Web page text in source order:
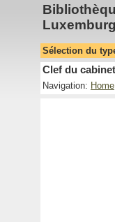
Sélection du
Clef du
Navigation: Home